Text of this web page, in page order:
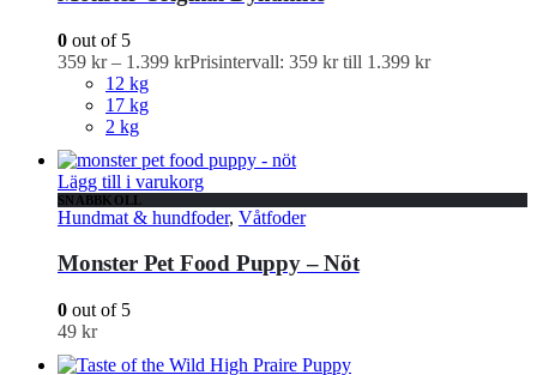
0 out of 5
359 kr – 1.399 krPrisintervall: 359 kr till 1.399 kr
12 kg
17 kg
2 kg
Lägg till i varukorg
SNABBKOLL
Hundmat & hundfoder, Våtfoder
Monster Pet Food Puppy – Nöt
0 out of 5
49 kr